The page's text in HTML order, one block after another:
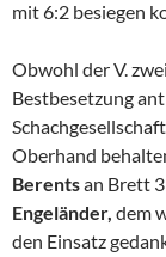
mit 6:2 besiegen
Obwohl der V.
Bestbesetzung
Oberhand
Berentsan Brett
Engeländer, dem
den Einsatz